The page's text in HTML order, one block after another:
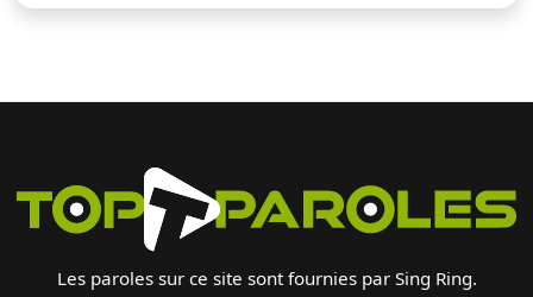
Les paroles sur ce site sont fournies par Sing Ring.